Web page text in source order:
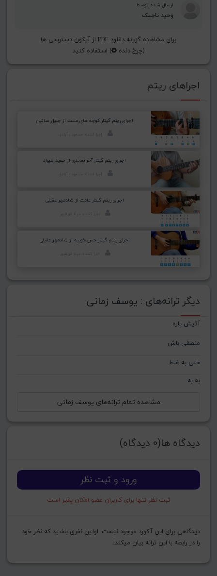
ارسال شده توسط
وحید تاجیک
برای مشاهده گزینه دانلود PDF از آیکون دسترسی ها
(چرخ دنده ) استفاده کنید
اجراهای ریتم
اجرای ریتم گیتار کوچه های مست از جلیل سائین
اجرای ریتم گیتار آخر نماندی از حمید هیراد
اجرای ریتم گیتار عادت از شادمهر عقیلی
اجرای ریتم گیتار حس خوبیه از شادمهر عقیلی
دیگر ترانه‌های : یوسف زمانی
آتیش پاره
منطقی باش
حتی به غلط
به به
مشاهده تمام ترانه‌های یوسف زمانی
دیدگاه ها(0 دیدگاه)
ورود و ثبت نظر
ثبت نظر تنها برای کاربران عضو امکان پذیر است
دیدگاهی برای این آکورد موجود نیست. اولین نفری باشید که نظر خود
را در رابطه با این ترانه بیان میکند!